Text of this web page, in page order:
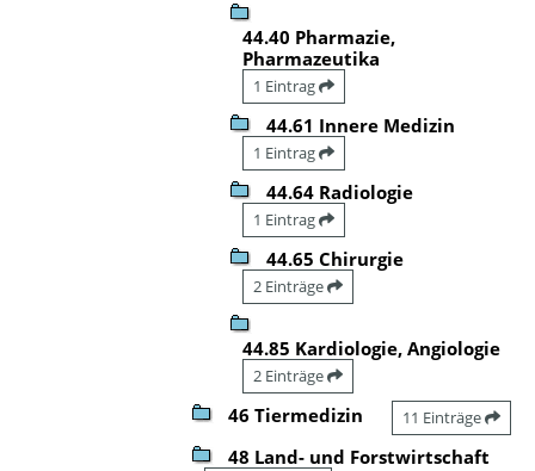
44.40 Pharmazie,
Pharmazeutika
1 Eintrag
44.61 Innere Medizin
1 Eintrag
44.64 Radiologie
1 Eintrag
44.65 Chirurgie
2 Einträge
44.85 Kardiologie, Angiologie
2 Einträge
46 Tiermedizin 11 Einträge
48 Land- und Forstwirtschaft